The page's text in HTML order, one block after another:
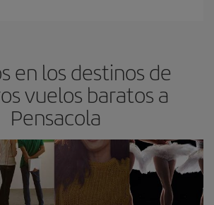
en los destinos de
vuelos baratos a
Pensacola